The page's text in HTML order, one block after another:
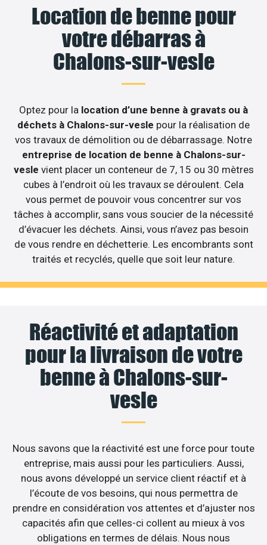
Location de benne pour
votre débarras à
Chalons-sur-vesle
Optez pour la location d’une benne à gravats ou à
déchets à Chalons-sur-vesle pour la réalisation de
vos travaux de démolition ou de débarrassage. Notre
entreprise de location de benne à Chalons-sur-
vesle vient placer un conteneur de 7, 15 ou 30 mètres
cubes à l’endroit où les travaux se déroulent. Cela
vous permet de pouvoir vous concentrer sur vos
tâches à accomplir, sans vous soucier de la nécessité
d’évacuer les déchets. Ainsi, vous n’avez pas besoin
de vous rendre en déchetterie. Les encombrants sont
traités et recyclés, quelle que soit leur nature.
Réactivité et adaptation
pour la livraison de votre
benne à Chalons-sur-
vesle
Nous savons que la réactivité est une force pour toute
entreprise, mais aussi pour les particuliers. Aussi,
nous avons développé un service client réactif et à
l’écoute de vos besoins, qui nous permettra de
prendre en considération vos attentes et d’ajuster nos
capacités afin que celles-ci collent au mieux à vos
obligations en termes de délais. Nous nous